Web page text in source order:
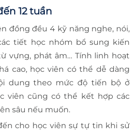
12 tuần
đồng đều 4 kỹ năng nghe, nói,
tiết học nhóm bổ sung kiến
vựng, phát âm… Tính linh hoạt
cao, học viên có thể dễ dàng
dung theo mức độ tiến bộ ở
viên cũng có thể kết hợp các
sâu nếu muốn.
cho học viên sự tự tin khi sử